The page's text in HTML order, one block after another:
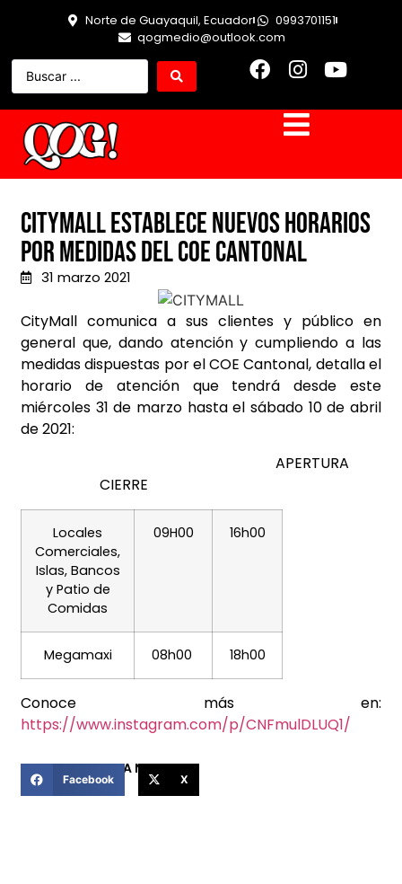
Norte de Guayaquil, Ecuador
0993701151
qogmedio@outlook.com
CityMall establece nuevos horarios
por medidas del COE Cantonal
31 marzo 2021
CityMall comunica a sus clientes y público en
general que, dando atención y cumpliendo a las
medidas dispuestas por el COE Cantonal, detalla el
horario de atención que tendrá desde este
miércoles 31 de marzo hasta el sábado 10 de abril
de 2021:
APERTURA
CIERRE
Locales
Comerciales,
Islas, Bancos
y Patio de
Comidas
09H00 16h00
Megamaxi 08h00 18h00
Conoce más en:
https://www.instagram.com/p/CNFmulDLUQ1/
COMPARTIR ESTA NOTICIA
Facebook X